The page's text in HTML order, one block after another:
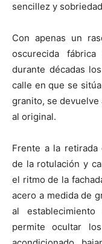
sencillez y
Con apenas un
oscurecida
durante décadas
calle en que se
granito, se devuelve
al original.
Frente a la
de la rotulación y
el ritmo de la
acero a medida de
al
permite ocultar